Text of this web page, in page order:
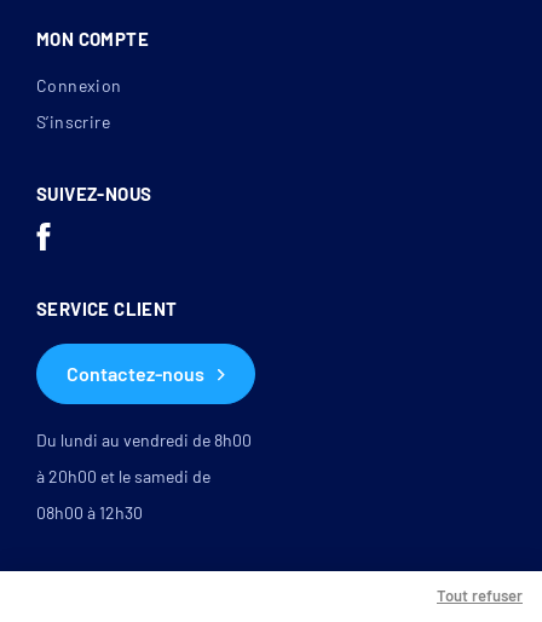
Tout refuser
MON COMPTE
Connexion
S’inscrire
SUIVEZ-NOUS
SERVICE CLIENT
Contactez-nous
Du lundi au vendredi de 8h00
à 20h00 et le samedi de
08h00 à 12h30